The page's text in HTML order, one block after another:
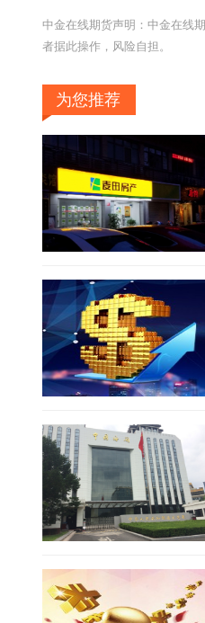
中金在线期货声明：中金在线
者据此操作，风险自担。
为您推荐